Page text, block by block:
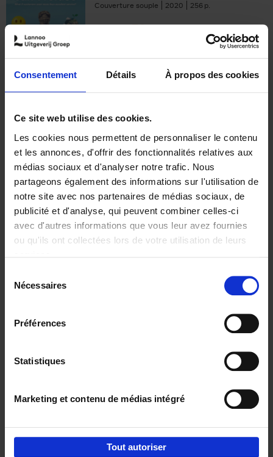
Consentement Détails À propos des cookies
Ce site web utilise des cookies.
Les cookies nous permettent de personnaliser le contenu
et les annonces, d'offrir des fonctionnalités relatives aux
médias sociaux et d'analyser notre trafic. Nous
partageons également des informations sur l'utilisation de
notre site avec nos partenaires de médias sociaux, de
publicité et d'analyse, qui peuvent combiner celles-ci
avec d'autres informations que vous leur avez fournies
ou qu'ils ont collectées lors de votre utilisation de leurs
Nécessaires
Préférences
Statistiques
Marketing et contenu de médias intégré
Tout autoriser
Couverture souple
2020 256
€37,50
Building Bonds = Building
Business
Jochen Roef Jozefien De Feyter
Carolien Boom
Couverture souple
2025 200
€29,99
Digital marketing like a PRO -
completely revised edition (EN)